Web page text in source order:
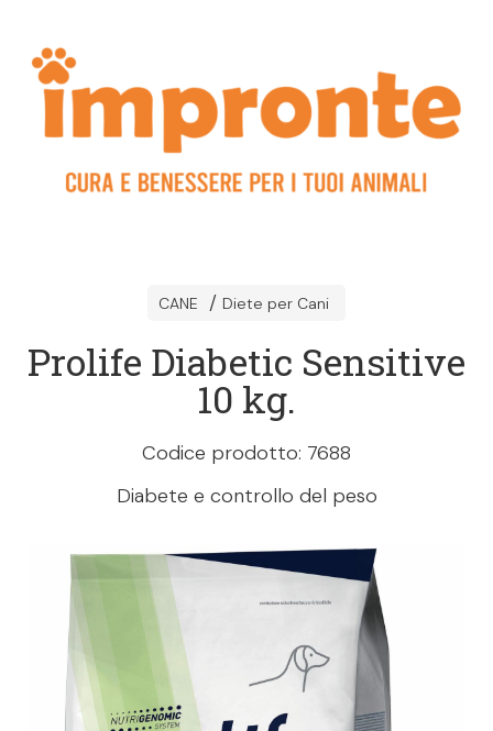
CANE Diete per Cani
Prolife Diabetic Sensitive
10 kg.
Codice prodotto: 7688
Diabete e controllo del peso